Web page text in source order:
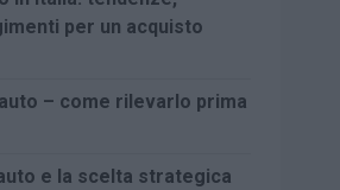
per un acquisto
– come rilevarlo prima
e la scelta strategica